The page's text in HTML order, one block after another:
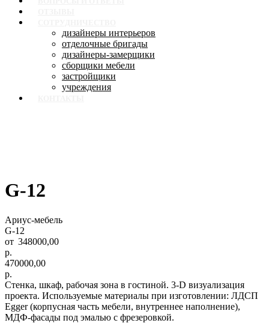
дизайнеры интерьеров
отделочные бригады
дизайнеры-замерщики
сборщики мебели
застройщики
учреждения
G-12
Ариус-мебель
G-12
348000,00
р.
470000,00
р.
Стенка, шкаф, рабочая зона в гостиной. 3-D визуализация
проекта. Используемые материалы при изготовлении: ЛДСП
Egger (корпусная часть мебели, внутреннее наполнение),
МДФ-фасады под эмалью с фрезеровкой.